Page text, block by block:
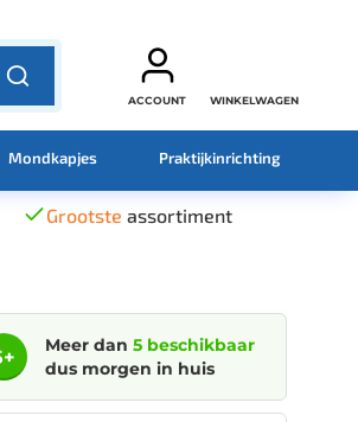
ACCOUNT WINKELWAGEN
Mondkapjes Praktijkinrichting
Grootste assortiment
Meer dan 5 beschikbaar
dus morgen in huis